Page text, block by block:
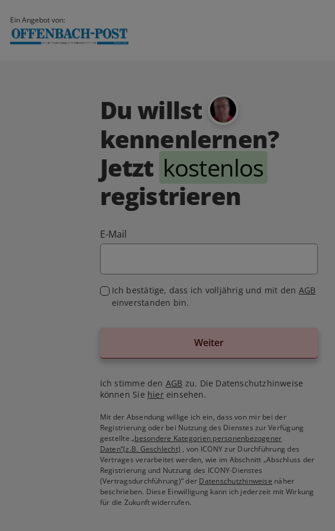
Ein Angebot von:
Du willst
kennenlernen?
Jetzt kostenlos
registrieren
E-Mail
Ich bestätige, dass ich volljährig und mit den AGB
einverstanden bin.
Weiter
Ich stimme den AGB zu. Die Datenschutzhinweise
können Sie hiereinsehen.
Mit der Absendung willige ich ein, dass von mir bei der
Registrierung oder bei Nutzung des Dienstes zur Verfügung
gestellte„besondere Kategorien personenbezogener
Daten“(z.B. Geschlecht) , von ICONY zur Durchführung des
Vertrages verarbeitet werden, wie im Abschnitt „Abschluss der
Registrierung und Nutzung des ICONY-Dienstes
(Vertragsdurchführung)“ der Datenschutzhinweise näher
beschrieben. Diese Einwilligung kann ich jederzeit mit Wirkung
für die Zukunft widerrufen.